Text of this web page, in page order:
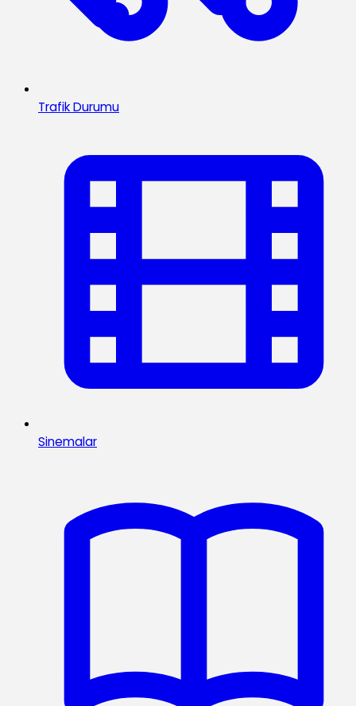
Trafik Durumu
Sinemalar